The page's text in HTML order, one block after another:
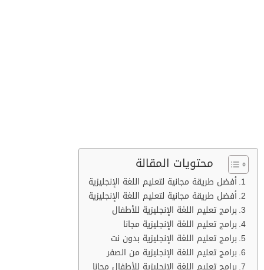
محتويات المقالة
أفضل طريقة مجانية لتعليم اللغة الإنجليزية
أفضل طريقة مجانية لتعليم اللغة الإنجليزية
برامج تعليم اللغة الإنجليزية للأطفال
برامج تعليم اللغة الإنجليزية مجانا
برامج تعليم اللغة الإنجليزية بدون نت
برامج تعليم اللغة الإنجليزية من الصفر